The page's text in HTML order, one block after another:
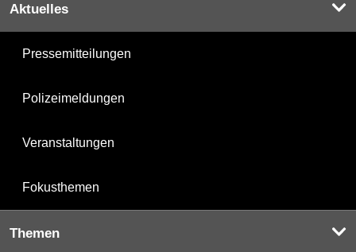
Aktuelles
Pressemitteilungen
Polizeimeldungen
Veranstaltungen
Fokusthemen
Themen